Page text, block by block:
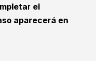
el
aparecerá en